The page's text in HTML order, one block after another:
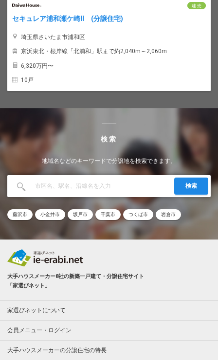
建 売
セキュレア浦和瀬ケ崎II (分譲住宅)
埼玉県さいたま市浦和区
京浜東北・根岸線「北浦和」駅まで約2,040m～2,060m
6,320万円〜
10戸
検索
地域名などのキーワードで分譲地を検索できます。
検索
藤沢市 小金井市 坂戸市 千葉市 つくば市 岩倉市
大手ハウスメーカー8社の新築一戸建て・分譲住宅サイト
「家選びネット」
家選びネットについて
会員メニュー・ログイン
大手ハウスメーカーの分譲住宅の特長